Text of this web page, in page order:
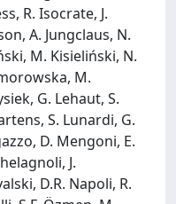
R. Isocrate, J.
A. Jungclaus, N.
M. Kisieliński, N.
M.
G. Lehaut, S.
S. Lunardi, G.
D. Mengoni, E.
J.
D.R. Napoli, R.